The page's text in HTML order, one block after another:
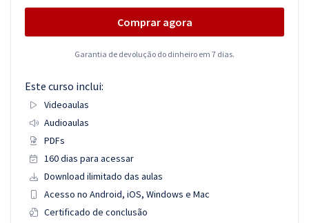
Comprar agora
Garantia de devolução do dinheiro em 7 dias.
Este curso inclui:
Videoaulas
Audioaulas
PDFs
160 dias para acessar
Download ilimitado das aulas
Acesso no Android, iOS, Windows e Mac
Certificado de conclusão